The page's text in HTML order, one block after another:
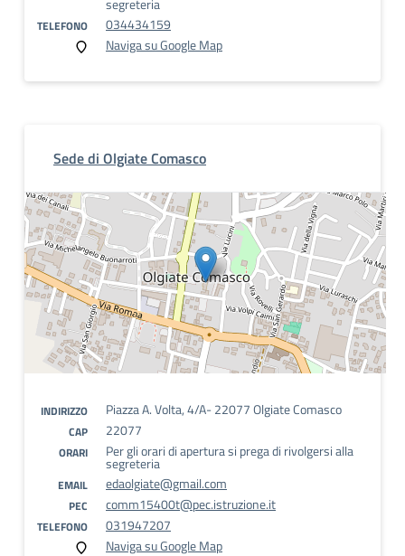
segreteria
TELEFONO
034434159
Naviga su Google Map
Sede di Olgiate Comasco
INDIRIZZO Piazza A. Volta, 4/A- 22077 Olgiate Comasco
CAP 22077
ORARI Per gli orari di apertura si prega di rivolgersi alla
segreteria
EMAIL edaolgiate@gmail.com
PEC comm15400t@pec.istruzione.it
TELEFONO
031947207
Naviga su Google Map